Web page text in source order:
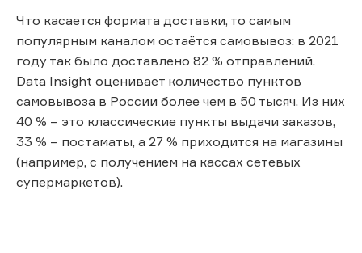
Что касается формата доставки, то самым
популярным каналом остаётся самовывоз: в 2021
году так было доставлено 82 % отправлений.
Data Insight оценивает количество пунктов
самовывоза в России более чем в 50 тысяч. Из них
40 % – это классические пункты выдачи заказов,
33 % – постаматы, а 27 % приходится на магазины
(например, с получением на кассах сетевых
супермаркетов).